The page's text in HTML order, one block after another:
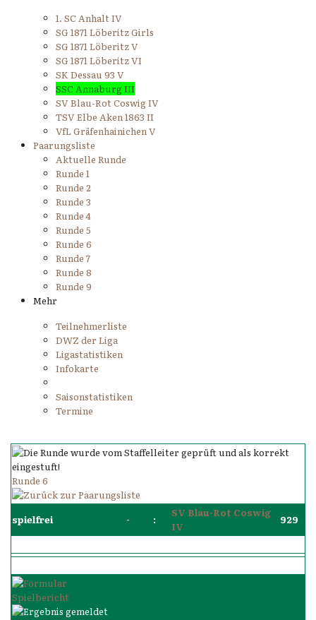
1. SC Anhalt IV
SG 1871 Löberitz Girls
SG 1871 Löberitz V
SG 1871 Löberitz VI
SK Dessau 93 V
SSC Annaburg III
SV Blau-Rot Coswig IV
TSV Elbe Aken 1863 II
VfL Gräfenhainichen V
Paarungsliste
Aktuelle Runde
Runde 1
Runde 2
Runde 3
Runde 4
Runde 5
Runde 6
Runde 7
Runde 8
Runde 9
Mehr
Teilnehmerliste
DWZ der Liga
Ligastatistiken
Infokarte
Saisonstatistiken
Termine
Runde 6
spielfrei - :
SV Blau-Rot Coswig
IV
929